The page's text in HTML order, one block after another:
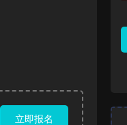
立即报名